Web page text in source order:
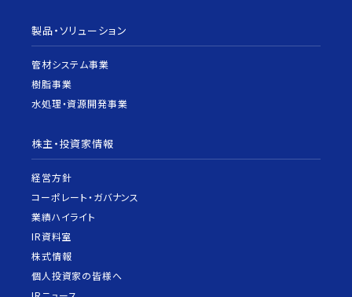
製品・ソリューション
管材システム事業
樹脂事業
水処理・資源開発事業
株主・投資家情報
経営方針
コーポレート・ガバナンス
業績ハイライト
IR資料室
株式情報
個人投資家の皆様へ